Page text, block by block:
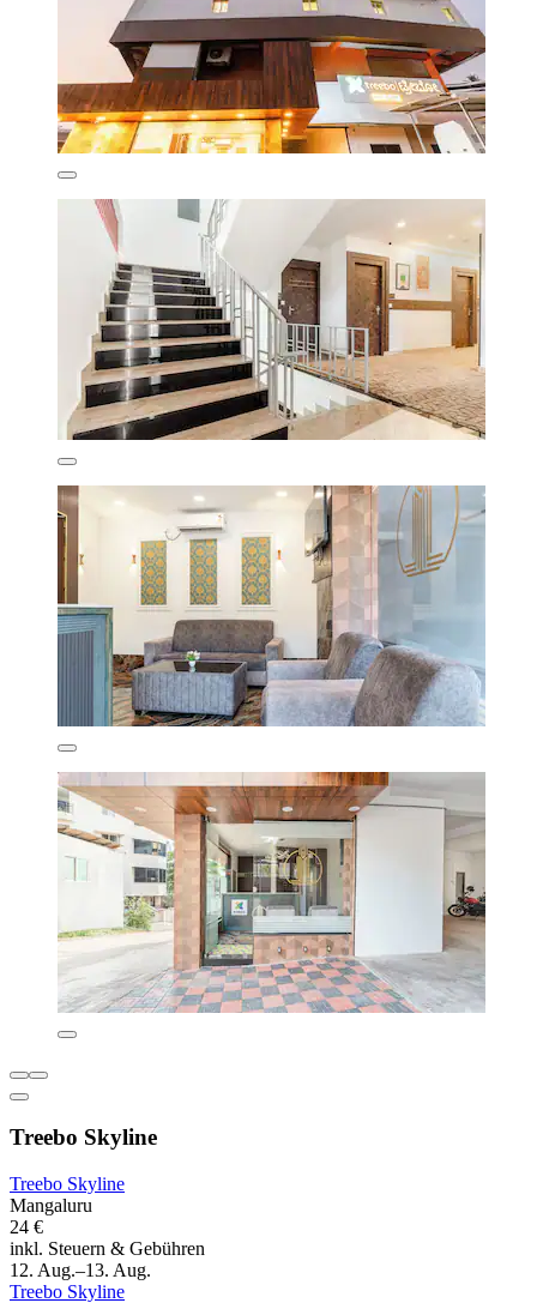
Treebo Skyline
Treebo Skyline
Mangaluru
24 €
inkl. Steuern & Gebühren
12. Aug.–13. Aug.
Treebo Skyline